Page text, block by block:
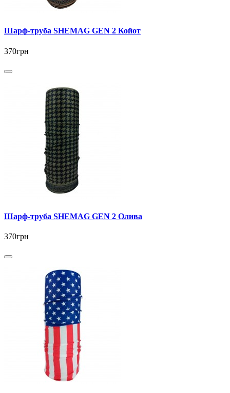
Шарф-труба SHEMAG GEN 2 Койот
370грн
Шарф-труба SHEMAG GEN 2 Олива
370грн